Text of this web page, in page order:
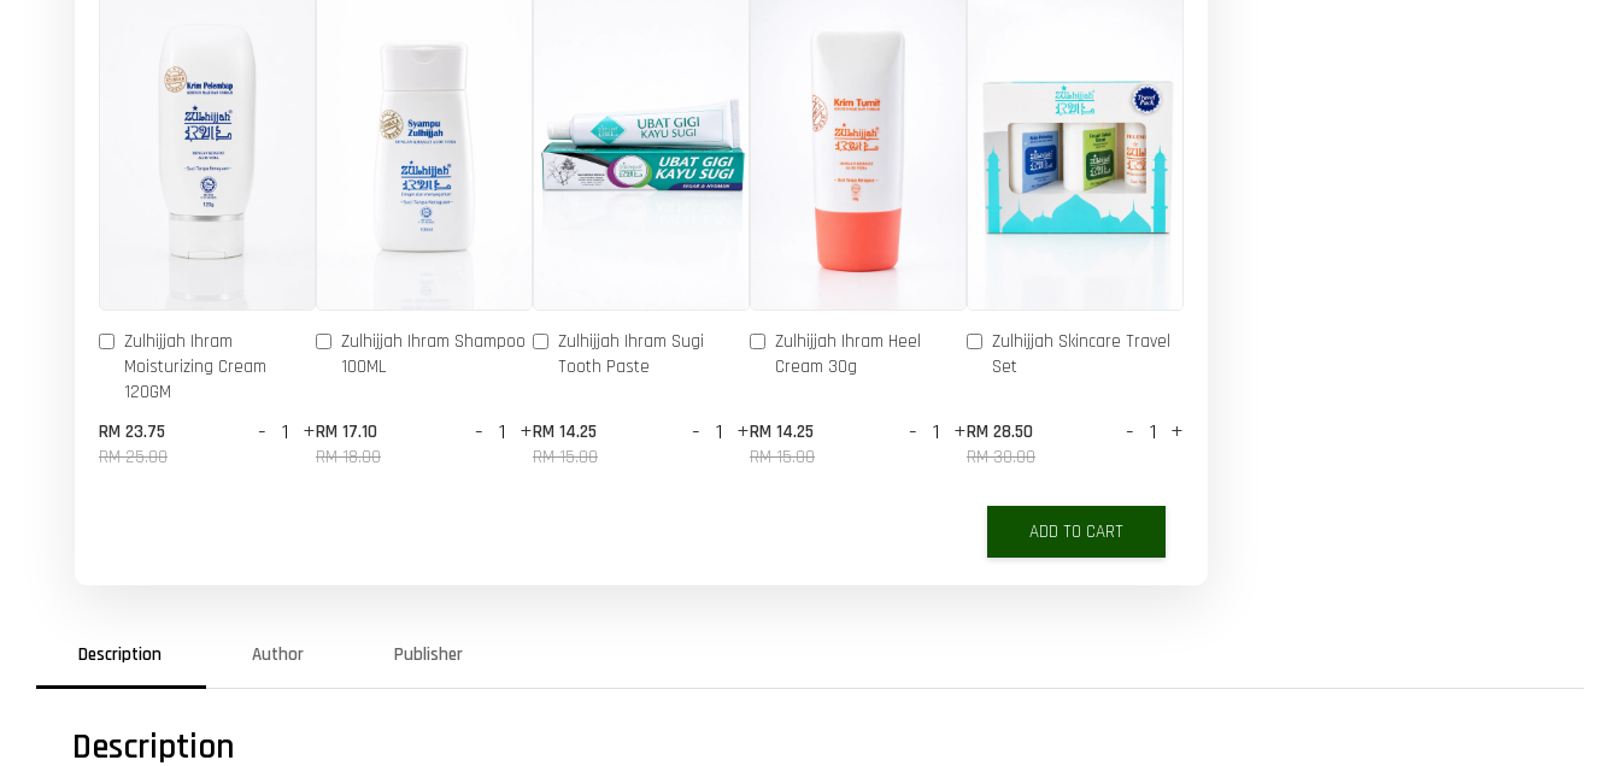
Zulhijjah Ihram
Moisturizing Cream
120GM
RM 23.75
RM 25.00
- +
Zulhijjah Ihram Shampoo
100ML
RM 17.10
RM 18.00
- +
Zulhijjah Ihram Sugi
Tooth Paste
RM 14.25
RM 15.00
- +
Zulhijjah Ihram Heel
Cream 30g
RM 14.25
RM 15.00
- +
Zulhijjah Skincare Travel
Set
RM 28.50
RM 30.00
- +
ADD TO CART
Description Author Publisher
Description